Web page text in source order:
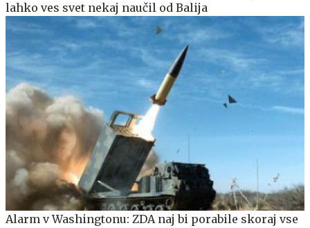
lahko ves svet nekaj naučil od Balija
Alarm v Washingtonu: ZDA naj bi porabile skoraj vse